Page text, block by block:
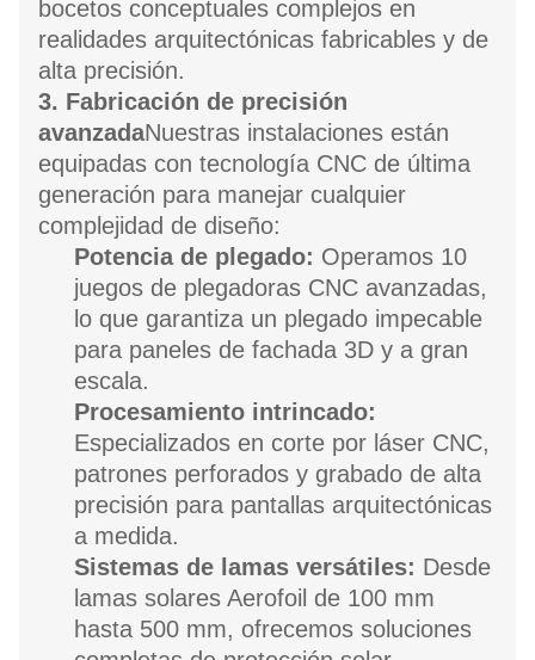
bocetos conceptuales complejos en
realidades arquitectónicas fabricables y de
alta precisión.
3. Fabricación de precisión
avanzadaNuestras instalaciones están
equipadas con tecnología CNC de última
generación para manejar cualquier
complejidad de diseño:
Potencia de plegado: Operamos 10
juegos de plegadoras CNC avanzadas,
lo que garantiza un plegado impecable
para paneles de fachada 3D y a gran
escala.
Procesamiento intrincado:
Especializados en corte por láser CNC,
patrones perforados y grabado de alta
precisión para pantallas arquitectónicas
a medida.
Sistemas de lamas versátiles: Desde
lamas solares Aerofoil de 100 mm
hasta 500 mm, ofrecemos soluciones